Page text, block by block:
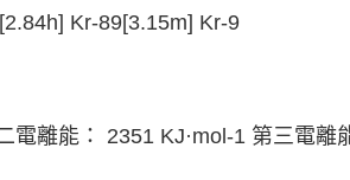
Kr-89[3.15m] Kr-9
電離能： 2351 KJ·mol-1 第三電離